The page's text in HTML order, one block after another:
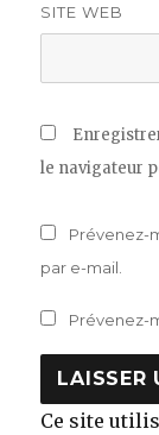
SITE WEB
le navigateur
Prévenez-
par e-mail.
Prévenez-
Ce site